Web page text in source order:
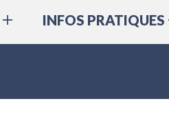
INFOS PRATIQUES